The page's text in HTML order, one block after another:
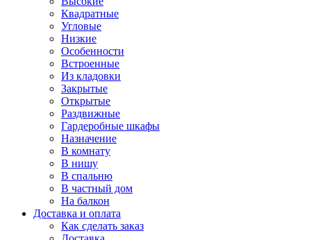
Квадратные
Угловые
Низкие
Особенности
Встроенные
Из кладовки
Закрытые
Открытые
Раздвижные
Гардеробные шкафы
Назначение
В комнату
В нишу
В спальню
В частный дом
На балкон
Доставка и оплата
Как сделать заказ